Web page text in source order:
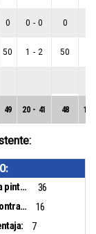
0 0 - 0 0
50 1 - 2 50
49 20 - 41 48 11
Puntos en la pintura:
36
Puntos de contra ataque:
16
7